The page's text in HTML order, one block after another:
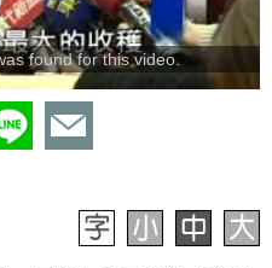
found for this video.